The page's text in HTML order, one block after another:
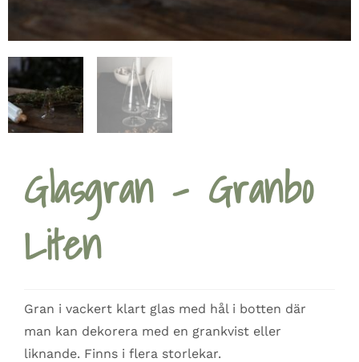
Glasgran – Granbo
Liten
Gran i vackert klart glas med hål i botten där
man kan dekorera med en grankvist eller
liknande. Finns i flera storlekar.